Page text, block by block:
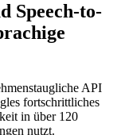
Speech-to-
API
fortschrittliches
in über 120
nutzt.